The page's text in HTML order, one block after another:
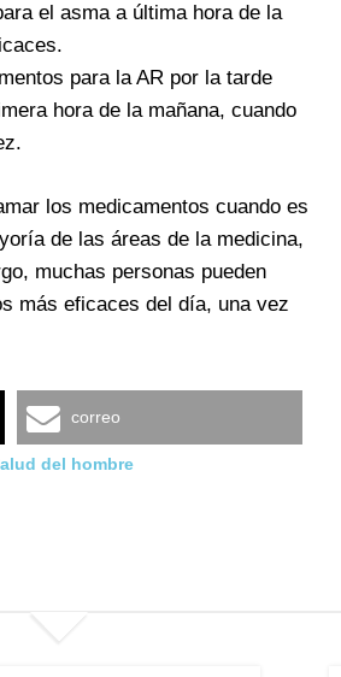
el asma a última hora de la
para la AR por la tarde
hora de la mañana, cuando
los medicamentos cuando es
de las áreas de la medicina,
muchas personas pueden
más eficaces del día, una vez
correo
del hombre